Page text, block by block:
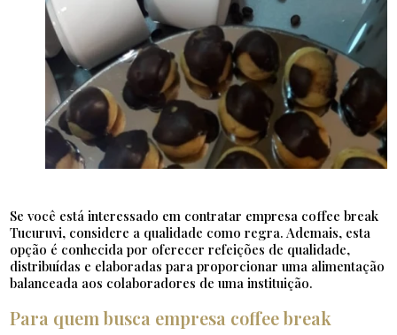
Se você está interessado em contratar empresa coffee break
Tucuruvi, considere a qualidade como regra. Ademais, esta
opção é conhecida por oferecer refeições de qualidade,
distribuídas e elaboradas para proporcionar uma alimentação
balanceada aos colaboradores de uma instituição.
Para quem busca empresa coffee break